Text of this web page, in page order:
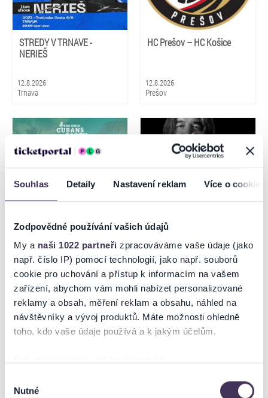
Souhlas Detaily Nastavení reklam Více o cookies
Zodpovědné používání vašich údajů
My a naši 1022 partneři zpracováváme vaše údaje (jako
např. číslo IP) pomocí technologií, jako např. souborů
cookie pro uchování a přístup k informacím na vašem
zařízení, abychom vám mohli nabízet personalizované
reklamy a obsah, měření reklam a obsahu, náhled na
návštěvníky a vývoj produktů. Máte možnosti ohledně
toho, kdo vaše údaje používá a k jakým účelům.
které mohou být přesné na několik metrů
souhlasu
Nutné
STREDY V TRNAVE -
NERIEŠ
12.8.2026
Trnava
HC Prešov – HC Košice
12.8.2026
Prešov
THE ONLY CUBAN PARTY
Prešov
DRUPI - 50 ANNI TOUR
15.8.2026
Trnava